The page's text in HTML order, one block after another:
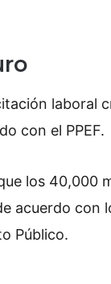
laboral
con el PPEF.
los 40,000
acuerdo con
Público.